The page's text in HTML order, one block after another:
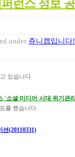
런스 정보
under 쥬니캡입니
있습니다.
'소셜 미디어 시대 위기관
를 했습니다.
(20110331)